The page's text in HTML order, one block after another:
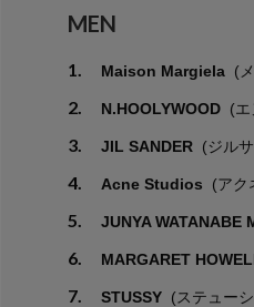
MEN
1. Maison Margiela (
2. N.HOOLYWOOD (
3. JIL SANDER (ジル
4. Acne Studios (アク
5. JUNYA WATANABE
6. MARGARET
7. STUSSY (ステュー